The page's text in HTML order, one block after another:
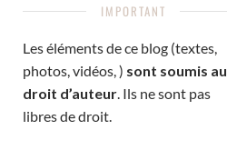
IMPORTANT
Les éléments de ce blog (textes,
photos, vidéos, ) sont soumis au
droit d’auteur. Ils ne sont pas
libres de droit.